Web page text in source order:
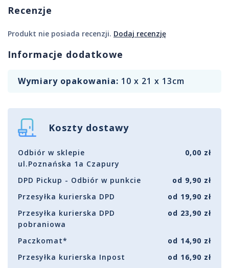
Recenzje
Produkt nie posiada recenzji. Dodaj recenzję
Informacje dodatkowe
Wymiary opakowania: 10 x 21 x 13cm
Koszty dostawy
Odbiór w sklepie
ul.Poznańska 1a Czapury
0,00 zł
DPD Pickup - Odbiór w punkcie
od 9,90 zł
Przesyłka kurierska DPD
od 19,90 zł
Przesyłka kurierska DPD
pobraniowa
od 23,90 zł
Paczkomat*
od 14,90 zł
Przesyłka kurierska Inpost
od 16,90 zł